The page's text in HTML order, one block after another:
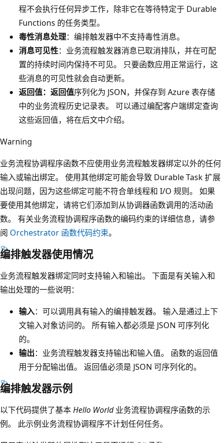
程不会执行任何异步工作，除非它在等待特定于 Durable
Functions 的任务类型。
毒性消息处理：编排触发器中不支持毒性消息。
消息可见性：业务流程触发器消息已取消排队，并在可配
置的持续时间内保持不可见。 只要函数应用正常运行，这
些消息的可见性就会自动更新。
返回值：返回值序列化为 JSON，并保存到 Azure 表存储
中的业务流程历史记录表。 可以通过编配客户端绑定查询
这些返回值，将在后文中介绍。
Warning
业务流程协调程序函数不应使用业务流程触发器绑定以外的任何
输入或输出绑定。 使用其他绑定可能会导致 Durable Task 扩展
出现问题，因为这些绑定可能不符合单线程和 I/O 规则。 如果
要使用其他绑定，请将它们添加到从协调器函数调用的活动函
数。 有关业务流程协调程序函数的编码约束的详细信息，请参
阅 Orchestrator 函数代码约束。
编排触发器使用情况
业务流程触发器绑定同时支持输入和输出。 下面是有关输入和
输出处理的一些说明：
输入：可以调用具有输入的编排触发器。 输入是通过上下
文输入对象访问的。 所有输入都必须是 JSON 可序列化
的。
输出：业务流程触发器支持输出和输入值。 函数的返回值
用于分配输出值。 返回值必须是 JSON 可序列化的。
编排触发器示例
以下代码提供了基本Hello World业务流程协调程序函数的示
例。 此示例业务流程协调程序不计划任何任务。